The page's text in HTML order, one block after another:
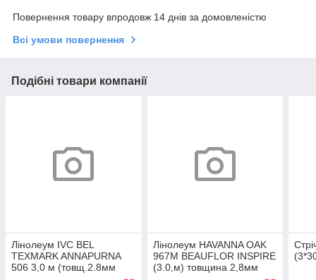
Повернення товару впродовж 14 днів за домовленістю
Всі умови повернення
Подібні товари компанії
Лінолеум IVC BEL
TEXMARK ANNAPURNA
506 3,0 м (товщ.2.8мм
Лінолеум HAVANNA OAK
967M BEAUFLOR INSPIRE
(3.0,м) товщина 2,8мм